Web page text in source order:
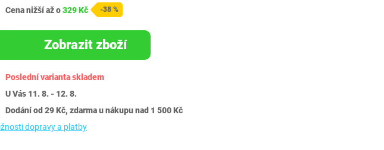
Cena nižší až o329 Kč -38 %
Zobrazit zboží
Poslední varianta skladem
U Vás 11. 8. - 12. 8.
Dodání od 29 Kč, zdarma u nákupu nad 1 500 Kč
dopravy a platby